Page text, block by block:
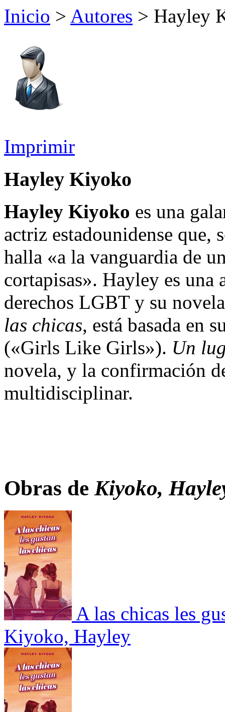
Inicio > Autores > Hayley
Imprimir
Hayley Kiyoko
Hayley Kiyoko es una
actriz estadounidense que,
halla «a la vanguardia de
cortapisas». Hayley es una
derechos LGBT y su
las chicas, está basada en
(«Girls Like Girls»). Un
novela, y la confirmación
multidisciplinar.
Obras de Kiyoko,
A las chicas les
Kiyoko, Hayley